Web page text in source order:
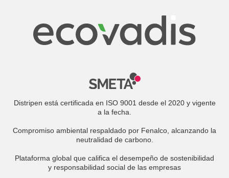
Distripen está certificada en ISO 9001 desde el 2020 y vigente
a la fecha.
Compromiso ambiental respaldado por Fenalco, alcanzando la
neutralidad de carbono.
Plataforma global que califica el desempeño de sostenibilidad
y responsabilidad social de las empresas